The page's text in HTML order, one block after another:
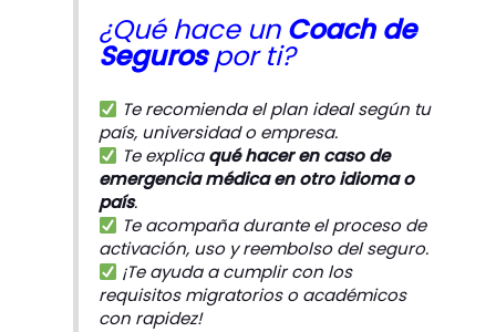
¿Qué hace un Coach de
Segurospor ti?
Te recomienda el plan ideal según tu
país, universidad o empresa.
Te explicaqué hacer en caso de
emergencia médica en otro idioma o
país.
Te acompaña durante el proceso de
activación, uso y reembolso del seguro.
¡Te ayuda a cumplir con los
requisitos migratorios o académicos
con rapidez!